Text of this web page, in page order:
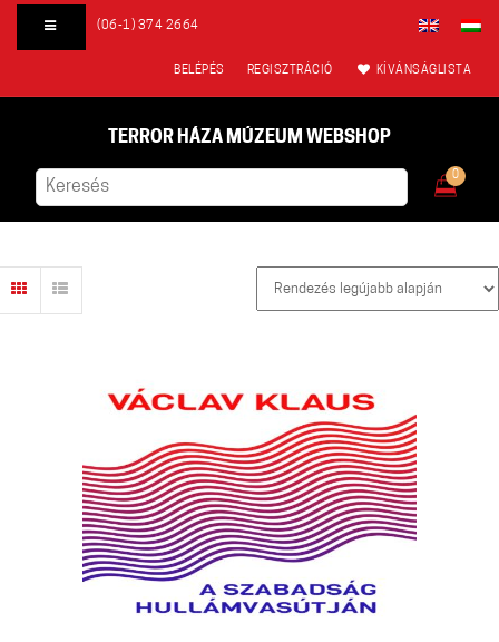
(06-1) 374 2664
BELÉPÉS REGISZTRÁCIÓ KÍVÁNSÁGLISTA
TERROR HÁZA MÚZEUM WEBSHOP
0